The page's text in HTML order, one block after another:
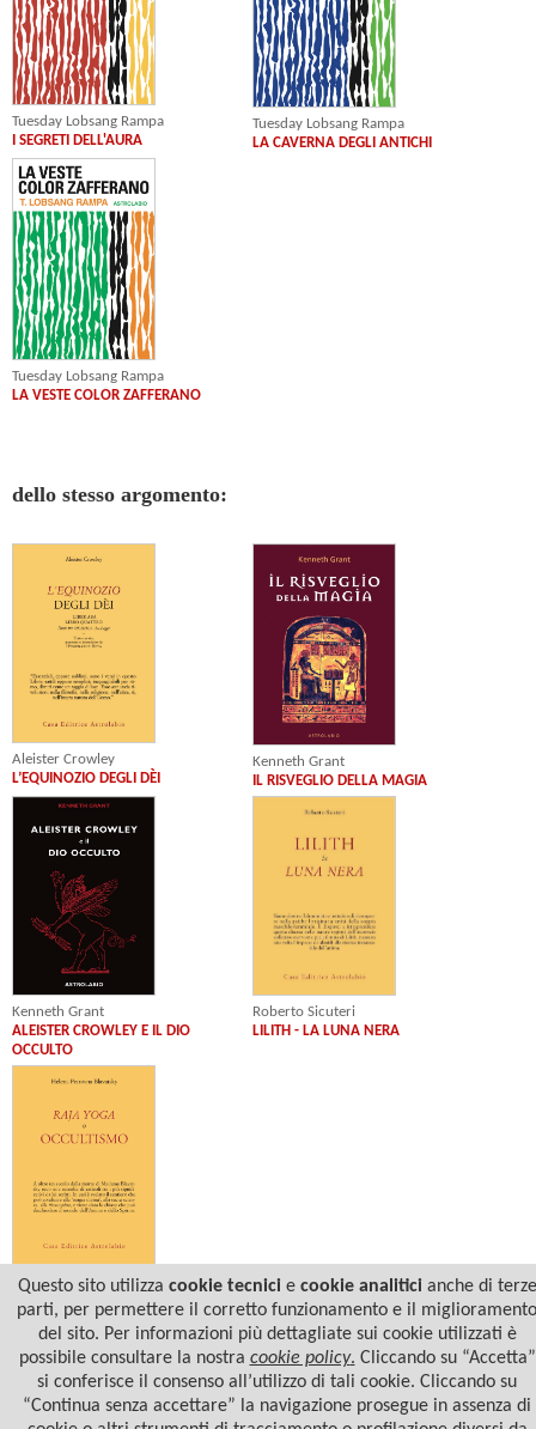
Tuesday Lobsang Rampa
I SEGRETI DELL'AURA
Tuesday Lobsang Rampa
LA CAVERNA DEGLI ANTICHI
Tuesday Lobsang Rampa
LA VESTE COLOR ZAFFERANO
dello stesso argomento:
Aleister Crowley
L’EQUINOZIO DEGLI DÈI
Kenneth Grant
IL RISVEGLIO DELLA MAGIA
Kenneth Grant
ALEISTER CROWLEY E IL DIO
OCCULTO
Roberto Sicuteri
LILITH - LA LUNA NERA
Helena Petrovna Blavatsky
RAJA-YOGA, O OCCULTISMO
Questo sito utilizza cookie tecnicie cookie analiticianche di terze
parti, per permettere il corretto funzionamento e il miglioramento
del sito. Per informazioni più dettagliate sui cookie utilizzati è
possibile consultare la nostra cookie policy. Cliccando su “Accetta”
si conferisce il consenso all’utilizzo di tali cookie. Cliccando su
“Continua senza accettare” la navigazione prosegue in assenza di